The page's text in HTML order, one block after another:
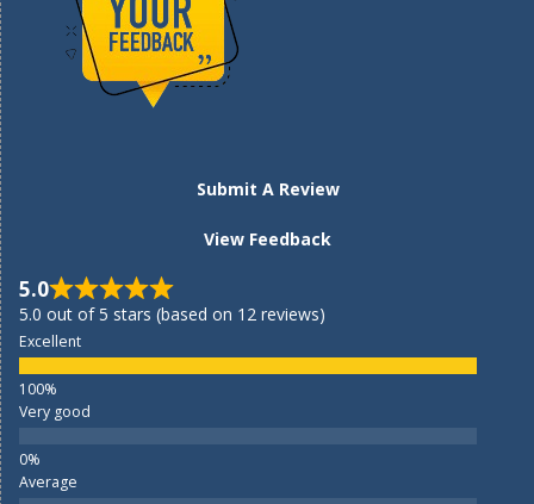
Submit A Review
View Feedback
5.0
5.0 out of 5 stars (based on 12 reviews)
Excellent
Very good
Average